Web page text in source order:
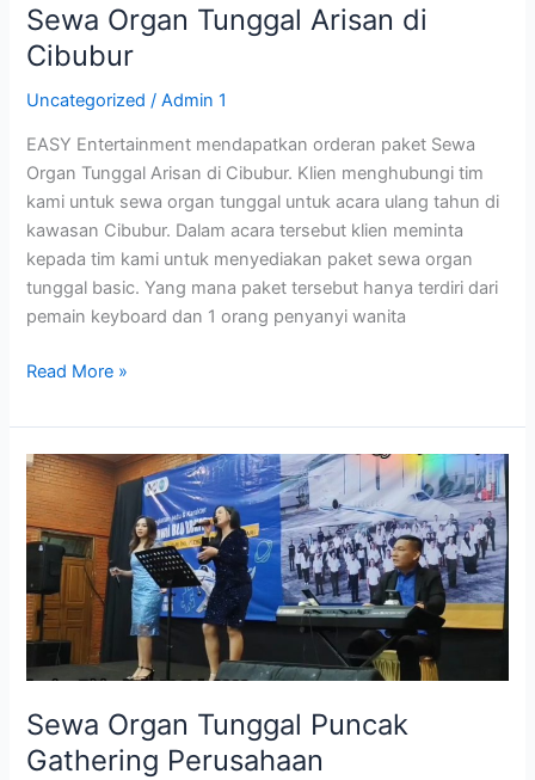
Sewa Organ Tunggal Arisan di
Cibubur
Uncategorized /Admin 1
EASY Entertainment mendapatkan orderan paket Sewa
Organ Tunggal Arisan di Cibubur. Klien menghubungi tim
kami untuk sewa organ tunggal untuk acara ulang tahun di
kawasan Cibubur. Dalam acara tersebut klien meminta
kepada tim kami untuk menyediakan paket sewa organ
tunggal basic. Yang mana paket tersebut hanya terdiri dari
pemain keyboard dan 1 orang penyanyi wanita
Read More »
Sewa Organ Tunggal Puncak
Gathering Perusahaan
Sewa
Organ
Tunggal
Puncak
Gathering
Perusahaan